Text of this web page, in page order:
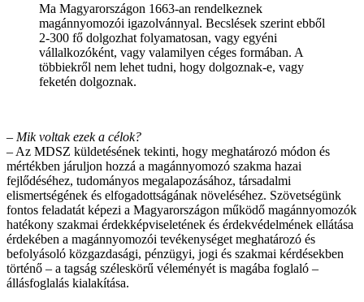
Ma Magyarországon 1663-an rendelkeznek
magánnyomozói igazolvánnyal. Becslések szerint ebből
2-300 fő dolgozhat folyamatosan, vagy egyéni
vállalkozóként, vagy valamilyen céges formában. A
többiekről nem lehet tudni, hogy dolgoznak-e, vagy
feketén dolgoznak.
– Mik voltak ezek a célok?
– Az MDSZ küldetésének tekinti, hogy meghatározó módon és
mértékben járuljon hozzá a magánnyomozó szakma hazai
fejlődéséhez, tudományos megalapozásához, társadalmi
elismertségének és elfogadottságának növeléséhez. Szövetségünk
fontos feladatát képezi a Magyarországon működő magánnyomozók
hatékony szakmai érdekképviseletének és érdekvédelmének ellátása
érdekében a magánnyomozói tevékenységet meghatározó és
befolyásoló közgazdasági, pénzügyi, jogi és szakmai kérdésekben
történő – a tagság széleskörű véleményét is magába foglaló –
állásfoglalás kialakítása.